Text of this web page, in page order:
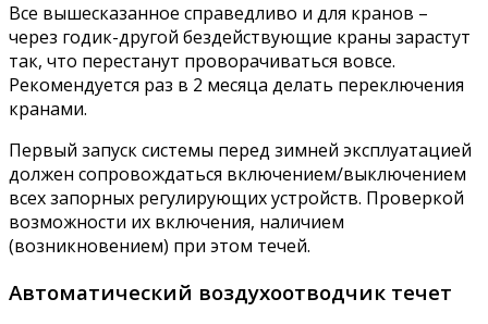
Все вышесказанное справедливо и для кранов –
через годик-другой бездействующие краны зарастут
так, что перестанут проворачиваться вовсе.
Рекомендуется раз в 2 месяца делать переключения
кранами.
Первый запуск системы перед зимней эксплуатацией
должен сопровождаться включением/выключением
всех запорных регулирующих устройств. Проверкой
возможности их включения, наличием
(возникновением) при этом течей.
Автоматический воздухоотводчик течет